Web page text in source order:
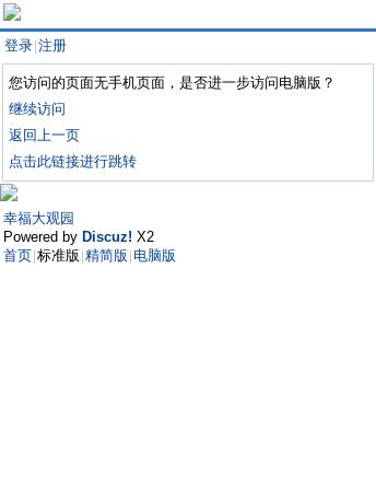
登录 注册
您访问的页面无手机页面，是否进一步访问电脑版？
继续访问
返回上一页
点击此链接进行跳转
幸福大观园
Powered by Discuz! X2
首页 标准版 精简版 电脑版